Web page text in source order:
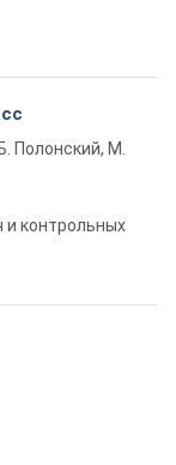
Полонский, М.
и контрольных